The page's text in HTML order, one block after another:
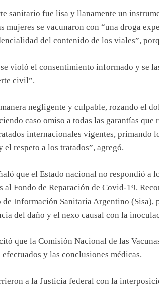
sanitario fue lisa y llanamente un
mujeres se vacunaron con “una droga
del contenido de los viales”,
violó el consentimiento informado y se
civil”.
negligente y culpable, rozando el
caso omiso a todas las garantías
internacionales vigentes, primando
el respeto a los tratados”, agregó.
que el Estado nacional no respondió
al Fondo de Reparación de Covid-19.
de Información Sanitaria Argentino (Sisa),
del daño y el nexo causal con la
que la Comisión Nacional de las
y las conclusiones médicas.
a la Justicia federal con la